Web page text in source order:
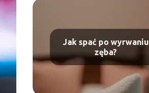
Jak spać po wyrwaniu
zęba?